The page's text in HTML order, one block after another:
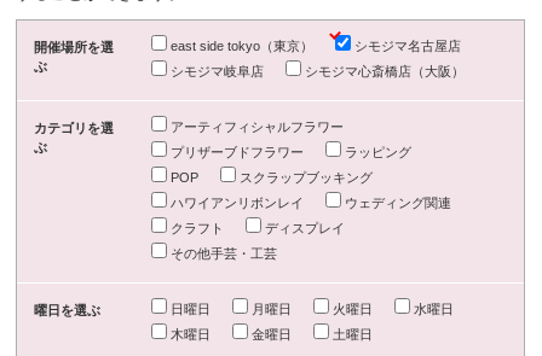
開催場所を選
ぶ
east side tokyo（東京）
シモジマ名古屋店
シモジマ岐阜店
シモジマ心斎橋店（大阪）
カテゴリを選
ぶ
アーティフィシャルフラワー
プリザーブドフラワー
ラッピング
POP
スクラップブッキング
ハワイアンリボンレイ
ウェディング関連
クラフト
ディスプレイ
その他手芸・工芸
曜日を選ぶ 日曜日 月曜日 火曜日
水曜日
木曜日
金曜日 土曜日